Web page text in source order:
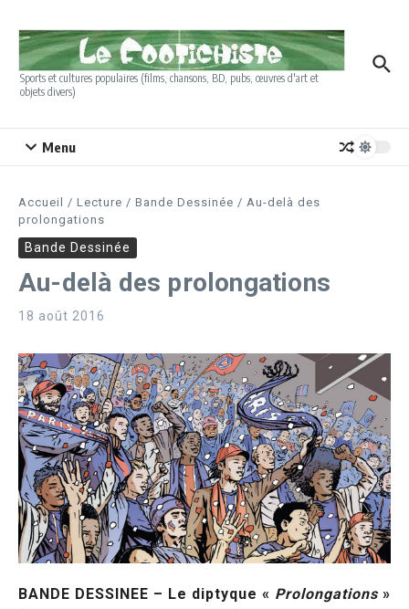
Sports et cultures populaires (films, chansons, BD, pubs, œuvres d'art et
objets divers)
Menu
Accueil / Lecture / Bande Dessinée / Au-delà des
prolongations
Bande Dessinée
Au-delà des prolongations
18 août 2016
BANDE DESSINEE – Le diptyque « Prolongations»